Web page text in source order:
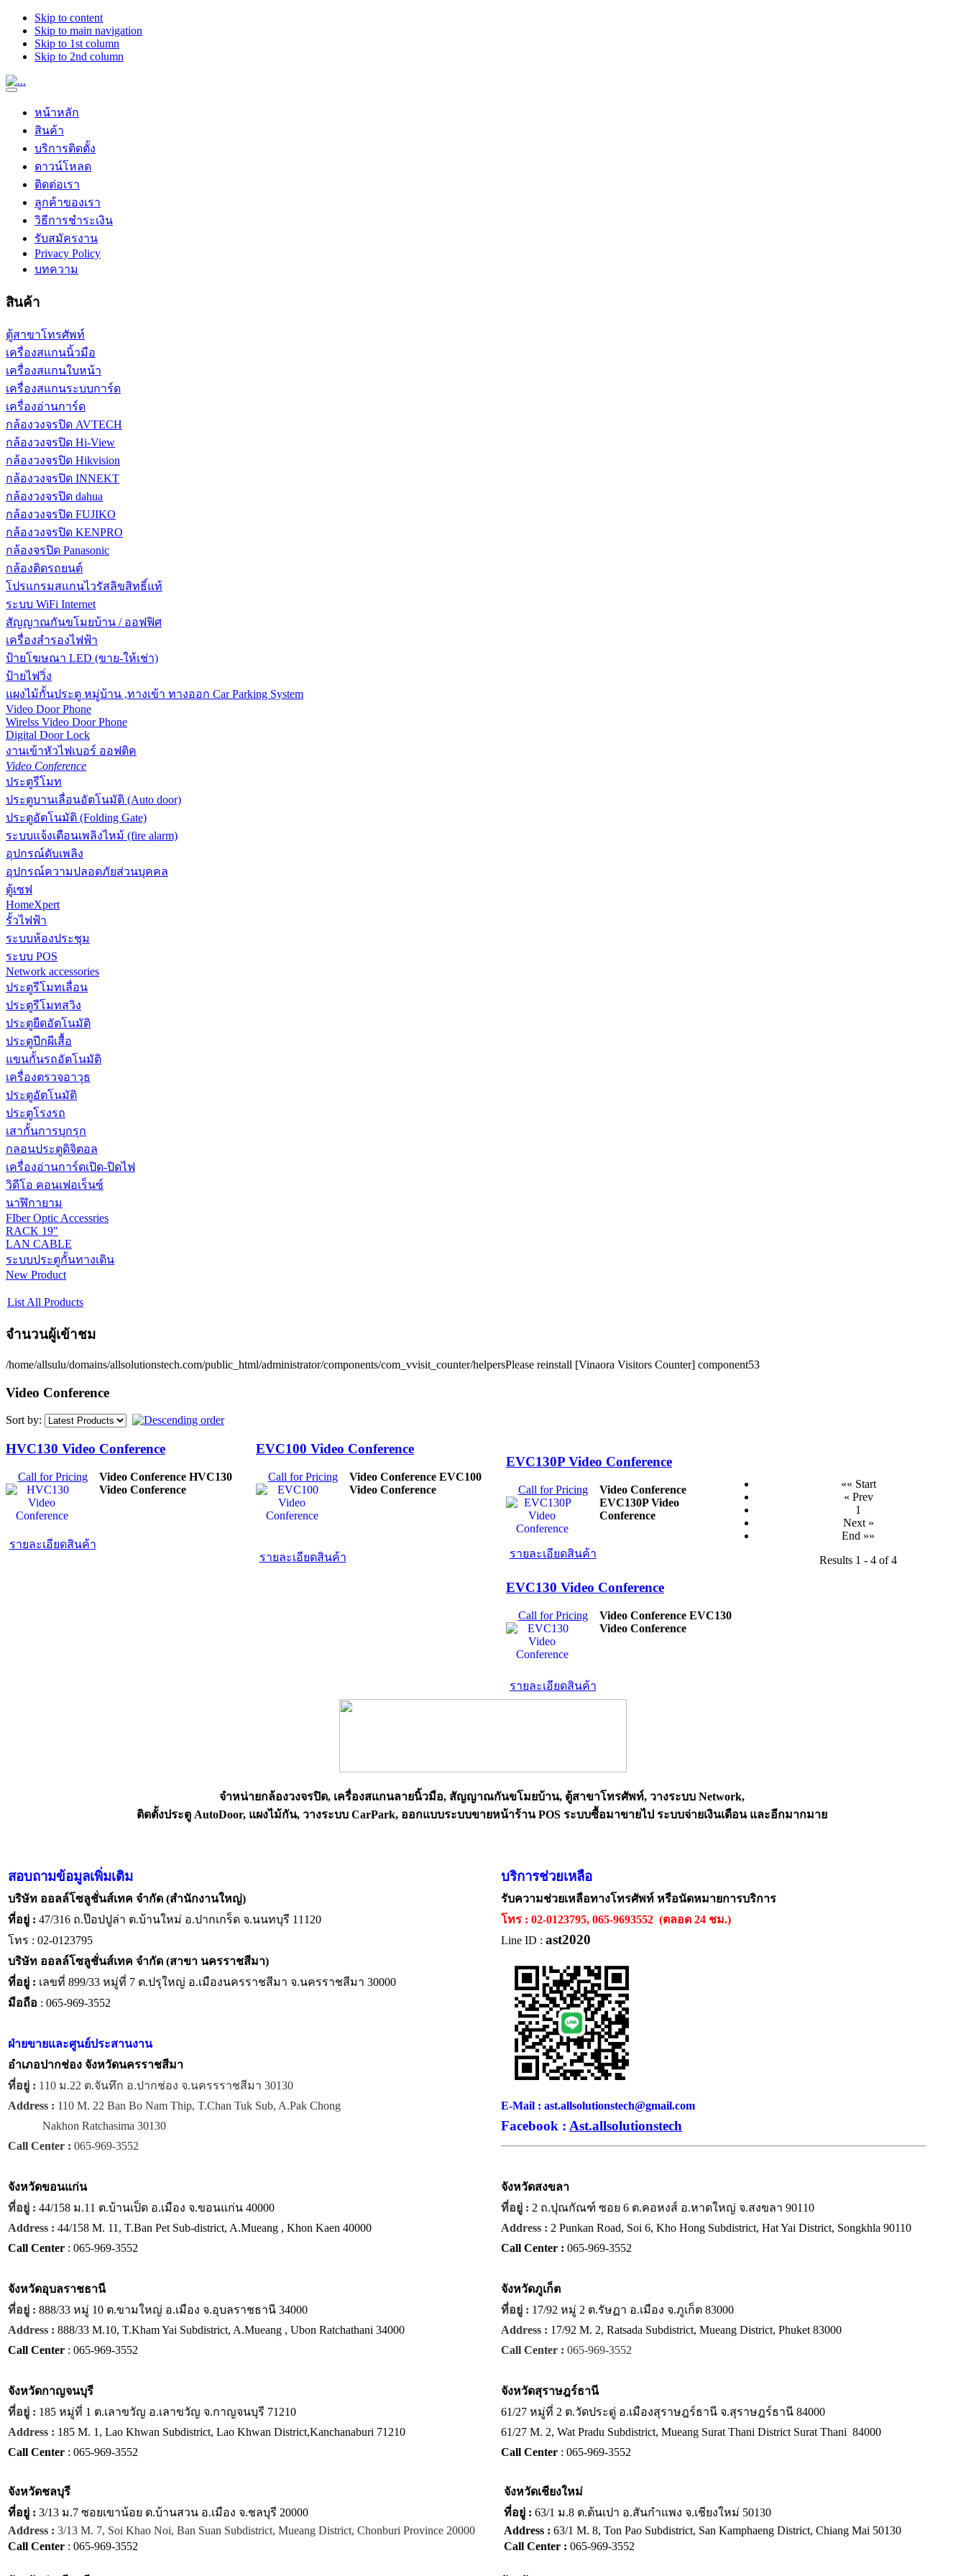
Skip to content
Skip to main navigation
Skip to 1st column
Skip to 2nd column
หน้าหลัก
สินค้า
บริการติดตั้ง
ดาวน์โหลด
ติดต่อเรา
ลูกค้าของเรา
วิธีการชำระเงิน
รับสมัครงาน
Privacy Policy
บทความ
สินค้า
ตู้สาขาโทรศัพท์
เครื่องสแกนนิ้วมือ
เครื่องสแกนใบหน้า
เครื่องสแกนระบบการ์ด
เครื่องอ่านการ์ด
กล้องวงจรปิด AVTECH
กล้องวงจรปิด Hi-View
กล้องวงจรปิด Hikvision
กล้องวงจรปิด INNEKT
กล้องวงจรปิด dahua
กล้องวงจรปิด FUJIKO
กล้องวงจรปิด KENPRO
กล้องจรปิด Panasonic
กล้องติดรถยนต์
โปรแกรมสแกนไวรัสลิขสิทธิ์แท้
ระบบ WiFi Internet
สัญญาณกันขโมยบ้าน / ออฟฟิศ
เครื่องสำรองไฟฟ้า
ป้ายโฆษณา LED (ขาย-ให้เช่า)
ป้ายไฟวิ่ง
แผงไม้กั้นประตู หมู่บ้าน ,ทางเข้า ทางออก Car Parking System
Video Door Phone
Wirelss Video Door Phone
Digital Door Lock
งานเข้าหัวไฟเบอร์ ออฟติค
Video Conference
ประตูรีโมท
ประตูบานเลื่อนอัตโนมัติ (Auto door)
ประตูอัตโนมัติ (Folding Gate)
ระบบแจ้งเตือนเพลิงไหม้ (fire alarm)
อุปกรณ์ดับเพลิง
อุปกรณ์ความปลอดภัยส่วนบุคคล
ตู้เซฟ
HomeXpert
รั้วไฟฟ้า
ระบบห้องประชุม
ระบบ POS
Network accessories
ประตูรีโมทเลื่อน
ประตูรีโมทสวิง
ประตูยืดอัตโนมัติ
ประตูปีกผีเสื้อ
แขนกั้นรถอัตโนมัติ
เครื่องตรวจอาวุธ
ประตูอัตโนมัติ
ประตูโรงรถ
เสากั้นการบุกรุก
กลอนประตูดิจิตอล
เครื่องอ่านการ์ดเปิด-ปิดไฟ
วิดีโอ คอนเฟอเร็นซ์
นาฬิกายาม
FIber Optic Accessries
RACK 19"
LAN CABLE
ระบบประตูกั้นทางเดิน
New Product
List All Products
จำนวนผู้เข้าชม
/home/allsulu/domains/allsolutionstech.com/public_html/administrator/components/com_vvisit_counter/helpersPlease reinstall [Vinaora Visitors Counter] component53
Video Conference
Sort by:
HVC130 Video Conference
Call for Pricing
รายละเอียดสินค้า
Video Conference HVC130
Video Conference
EVC100 Video Conference
Call for Pricing
รายละเอียดสินค้า
Video Conference EVC100
Video Conference
EVC130P Video Conference
Call for Pricing
รายละเอียดสินค้า
Video Conference
EVC130P Video
Conference
EVC130 Video Conference
Call for Pricing
รายละเอียดสินค้า
Video Conference EVC130
Video Conference
«« Start
« Prev
1
Next »
End »»
Results 1 - 4 of 4
จำหน่ายกล้องวงจรปิด, เครื่องสแกนลายนิ้วมือ, สัญญาณกันขโมยบ้าน, ตู้สาขาโทรศัพท์, วางระบบ Network,
ติดตั้งประตู AutoDoor, แผงไม้กัน, วางระบบ CarPark, ออกแบบระบบขายหน้าร้าน POS ระบบซื้อมาขายไป ระบบจ่ายเงินเดือน และอีกมากมาย
สอบถามข้อมูลเพิ่มเติม บริการช่วยเหลือ
บริษัท ออลล์โซลูชั่นส์เทค จำกัด (สำนักงานใหญ่)
รับความช่วยเหลือทางโทรศัพท์ หรือนัดหมายการบริการ
ที่อยู่ : 47/316 ถ.ป๊อปปูล่า ต.บ้านใหม่ อ.ปากเกร็ด จ.นนทบุรี 11120
โทร : 02-0123795, 065-9693552 (ตลอด 24 ชม.)
โทร : 02-0123795
Line ID : ast2020
บริษัท ออลล์โซลูชั่นส์เทค จำกัด (สาขา นครราชสีมา)
ที่อยู่ : เลขที่ 899/33 หมู่ที่ 7 ต.ปรุใหญ่ อ.เมืองนครราชสีมา จ.นครราชสีมา 30000
มือถือ : 065-969-3552
ฝ่ายขายและศูนย์ประสานงาน
อำเภอปากช่อง จังหวัดนครราชสีมา
ที่อยู่ : 110 ม.22 ต.จันทึก อ.ปากช่อง จ.นครรราชสีมา 30130
Address : 110 M. 22 Ban Bo Nam Thip, T.Chan Tuk Sub, A.Pak Chong
E-Mail : ast.allsolutionstech@gmail.com
Nakhon Ratchasima 30130
Facebook : Ast.allsolutionstech
Call Center : 065-969-3552
จังหวัดขอนแก่น จังหวัดสงขลา
ที่อยู่ : 44/158 ม.11 ต.บ้านเป็ด อ.เมือง จ.ขอนแก่น 40000 ที่อยู่ : 2 ถ.ปุณกัณฑ์ ซอย 6 ต.คอหงส์ อ.หาดใหญ่ จ.สงขลา 90110
Address : 44/158 M. 11, T.Ban Pet Sub-district, A.Mueang , Khon Kaen 40000 Address : 2 Punkan Road, Soi 6, Kho Hong Subdistrict, Hat Yai District, Songkhla 90110
Call Center : 065-969-3552 Call Center : 065-969-3552
จังหวัดอุบลราชธานี จังหวัดภูเก็ต
ที่อยู่ : 888/33 หมู่ 10 ต.ขามใหญ่ อ.เมือง จ.อุบลราชธานี 34000 ที่อยู่ : 17/92 หมู่ 2 ต.รัษฏา อ.เมือง จ.ภูเก็ต 83000
Address : 888/33 M.10, T.Kham Yai Subdistrict, A.Mueang , Ubon Ratchathani 34000 Address : 17/92 M. 2, Ratsada Subdistrict, Mueang District, Phuket 83000
Call Center : 065-969-3552 Call Center : 065-969-3552
จังหวัดกาญจนบุรี จังหวัดสุราษฎร์ธานี
ที่อยู่ : 185 หมู่ที่ 1 ต.เลาขวัญ อ.เลาขวัญ จ.กาญจนบุรี 71210
61/27 หมู่ที่ 2 ต.วัดประดู่ อ.เมืองสุราษฎร์ธานี จ.สุราษฎร์ธานี 84000
Address : 185 M. 1, Lao Khwan Subdistrict, Lao Khwan District,Kanchanaburi 71210
61/27 M. 2, Wat Pradu Subdistrict, Mueang Surat Thani District Surat Thani 84000
Call Center : 065-969-3552 Call Center : 065-969-3552
จังหวัดชลบุรี จังหวัดเชียงใหม่
ที่อยู่ : 3/13 ม.7 ซอยเขาน้อย ต.บ้านสวน อ.เมือง จ.ชลบุรี 20000 ที่อยู่ : 63/1 ม.8 ต.ต้นเปา อ.สันกำแพง จ.เชียงใหม่ 50130
Address : 3/13 M. 7, Soi Khao Noi, Ban Suan Subdistrict, Mueang District, Chonburi Province 20000 Address : 63/1 M. 8, Ton Pao Subdistrict, San Kamphaeng District, Chiang Mai 50130
Call Center : 065-969-3552 Call Center : 065-969-3552